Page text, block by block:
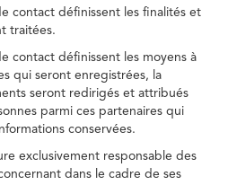
contact définissent les finalités et
traitées.
contact définissent les moyens à
qui seront enregistrées, la
seront redirigés et attribués
parmi ces partenaires qui
conservées.
exclusivement responsable des
dans le cadre de ses